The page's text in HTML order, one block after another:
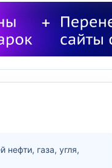
газа, угля,